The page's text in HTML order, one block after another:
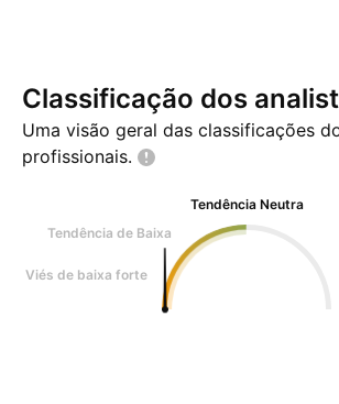
Classificação dos
Uma visão geral das classificações
profissionais.
Tendência Neutra
Tendência de Baixa
Viés de baixa forte